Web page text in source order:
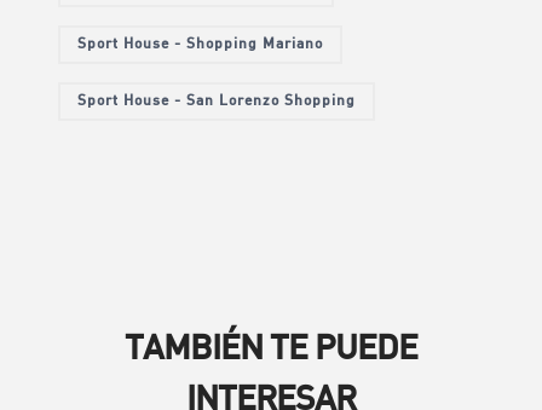
Sport House - Shopping Mariano
Sport House - San Lorenzo Shopping
TAMBIÉN TE PUEDE
INTERESAR